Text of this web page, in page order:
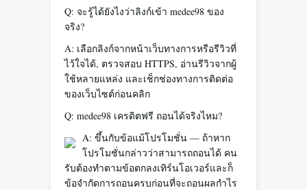
Q: จะรู้ได้ยังไงว่าลิงก์เข้า medee98 ของ
จริง?
A: เลือกลิงก์จากหน้าเว็บทางการหรือรีวิวที่
ไว้ใจได้, ตรวจสอบ HTTPS, อ่านรีวิวจากผู้
ใช้หลายแหล่ง และเช็กช่องทางการติดต่อ
ของเว็บไซต์ก่อนคลิก
Q: medee98 เครดิตฟรี ถอนได้จริงไหม?
A: ขึ้นกับข้อแม้โปรโมชั่น — ถ้าหาก
โปรโมชั่นกล่าวว่าสามารถถอนได้ คน
รับต้องทำตามข้อตกลงเทิร์นโอเวอร์และก็
ข้อจำกัดการถอนครบก่อนที่จะถอนผลกำไร